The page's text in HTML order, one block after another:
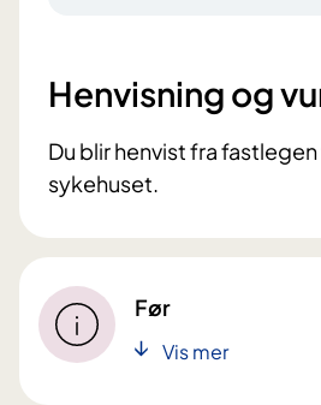
Henvisning og
Du blir henvist fra
sykehuset.
Før
Vis mer